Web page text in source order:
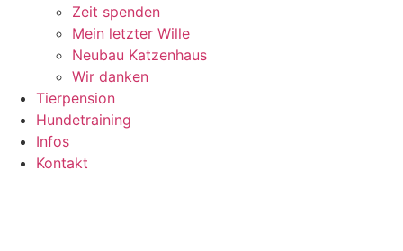
Zeit spenden
Mein letzter Wille
Neubau Katzenhaus
Wir danken
Tierpension
Hundetraining
Infos
Kontakt